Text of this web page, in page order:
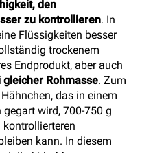
den
zu kontrollieren. In
Flüssigkeiten besser
trockenem
Endprodukt, aber auch
Rohmasse. Zum
das in einem
wird, 700-750 g
kontrollierteren
kann. In diesem